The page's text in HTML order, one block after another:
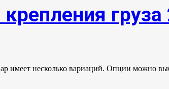
имеет несколько вариаций. Опции можно